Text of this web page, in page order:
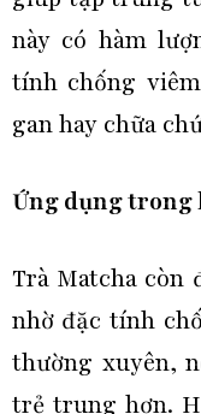
này có hàm
tính chống
gan hay chữa
Ứng dụng trong
Trà Matcha còn
nhờ đặc tính
thường xuyên,
trẻ trung hơn.